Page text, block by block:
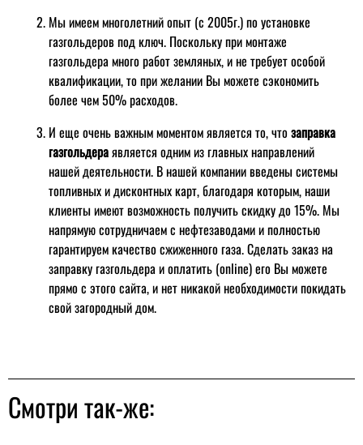
Мы имеем многолетний опыт (с 2005г.) по установке
газгольдеров под ключ. Поскольку при монтаже
газгольдера много работ земляных, и не требует особой
квалификации, то при желании Вы можете сэкономить
более чем 50% расходов.
И еще очень важным моментом является то, чтозаправка
газгольдераявляется одним из главных направлений
нашей деятельности. В нашей компании введены системы
топливных и дисконтных карт, благодаря которым, наши
клиенты имеют возможность получить скидку до 15%. Мы
напрямую сотрудничаем с нефтезаводами и полностью
гарантируем качество сжиженного газа. Сделать заказ на
заправку газгольдера и оплатить (online) его Вы можете
прямо с этого сайта, и нет никакой необходимости покидать
свой загородный дом.
Смотри так-же: